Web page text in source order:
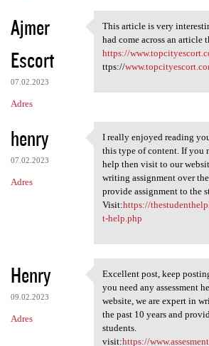
Ajmer
Escort
07.02.2023
Adres
This article is very
This article is very
had come across an article
https://
ttps://
henry
07.02.2023
Adres
I really enjoyed
I really enjoyed reading
this type of content. If you
help then visit to our
writing assignment over
provide assignment to the
Visit:https://
t-help.php
Henry
09.02.2023
Adres
Excellent post, keep
Excellent post, keep
you need any assessment
website, we are expert in
the past 10 years and
students.
visit:https://